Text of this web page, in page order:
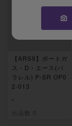
【ARS9】ポートガ
ス・D・エース(パ
ラレル) P-SR OP0
2-013
-
出品数 0